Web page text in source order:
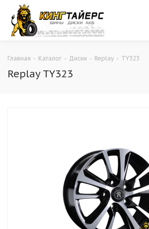
Главная - Каталог - Диски - Replay - TY323
Replay TY323